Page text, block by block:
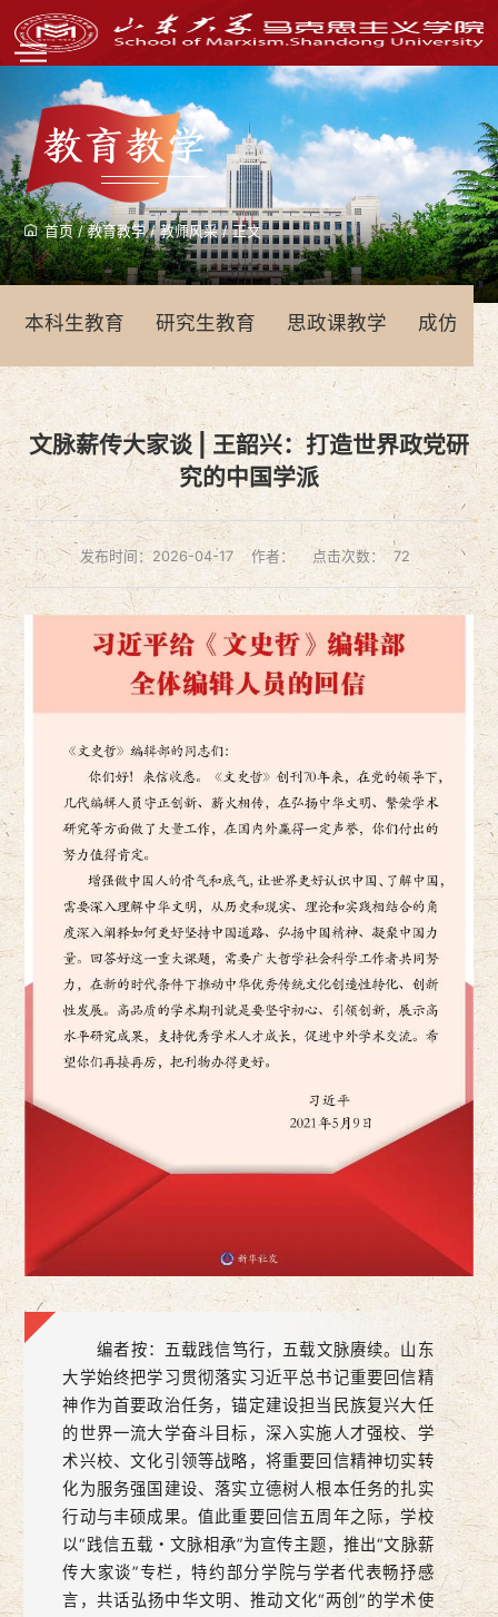
教育教学
首页/教育教学/教师风采 /正文
本科生教育 研究生教育 思政课教学 成仿吾
文脉薪传大家谈 | 王韶兴：打造世界政党研
究的中国学派
发布时间：2026-04-17 作者： 点击次数： 72
编者按：五载践信笃行，五载文脉赓续。山东
大学始终把学习贯彻落实习近平总书记重要回信精
神作为首要政治任务，锚定建设担当民族复兴大任
的世界一流大学奋斗目标，深入实施人才强校、学
术兴校、文化引领等战略，将重要回信精神切实转
化为服务强国建设、落实立德树人根本任务的扎实
行动与丰硕成果。值此重要回信五周年之际，学校
以“践信五载・文脉相承”为宣传主题，推出“文脉薪
传大家谈”专栏，特约部分学院与学者代表畅抒感
言，共话弘扬中华文明、推动文化“两创”的学术使